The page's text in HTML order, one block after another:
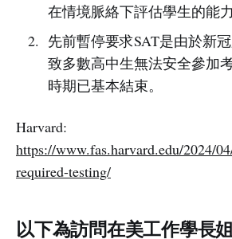
在情境脈絡下評估學生的能力
先前暫停要求SAT是由於新
致多數高中生無法安全參加
時期已基本結束。
Harvard:
https://www.fas.harvard.edu/2024/
required-testing/
以下為訪問在美工作學長